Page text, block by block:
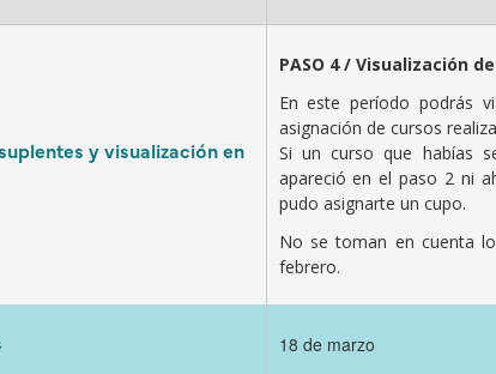
y visualización en
PASO 4 / Visualización
En este período podrás
asignación de cursos
Si un curso que habías
apareció en el paso 2 ni
pudo asignarte un cupo.
No se toman en cuenta
febrero.
18 de marzo